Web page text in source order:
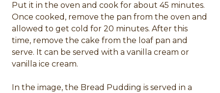
Put it in the oven and cook for about 45 minutes.
Once cooked, remove the pan from the oven and
allowed to get cold for 20 minutes. After this
time, remove the cake from the loaf pan and
serve. It can be served with a vanilla cream or
vanilla ice cream.
In the image, the Bread Pudding is served in a